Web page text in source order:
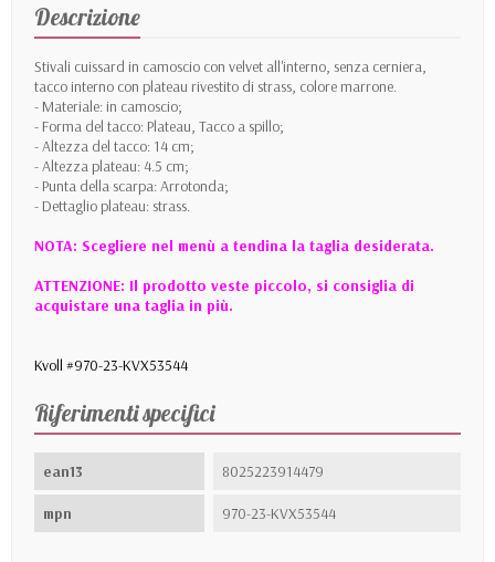
Descrizione
Stivali cuissard in camoscio con velvet all'interno, senza cerniera,
tacco interno con plateau rivestito di strass, colore marrone.
- Materiale: in camoscio;
- Forma del tacco: Plateau, Tacco a spillo;
- Altezza del tacco: 14 cm;
- Altezza plateau: 4.5 cm;
- Punta della scarpa: Arrotonda;
- Dettaglio plateau: strass.
NOTA: Scegliere nel menù a tendina la taglia desiderata.
ATTENZIONE: Il prodotto veste piccolo, si consiglia di
acquistare una taglia in più.
Kvoll #970-23-KVX53544
Riferimenti specifici
ean13 8025223914479
mpn 970-23-KVX53544